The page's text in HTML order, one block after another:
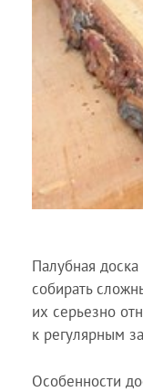
Палубная
собирать
их серьезно
к регулярным
Особенности